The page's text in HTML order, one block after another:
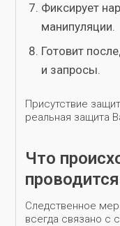
Фиксирует
манипуляции.
Готовит
и запросы.
Присутствие
реальная защита
Что
Следственное
всегда связано с